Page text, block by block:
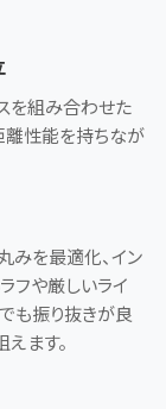
を組み合わせた
離性能を持ちなが
みを最適化、イン
フや厳しいライ
も振り抜きが良
ます。